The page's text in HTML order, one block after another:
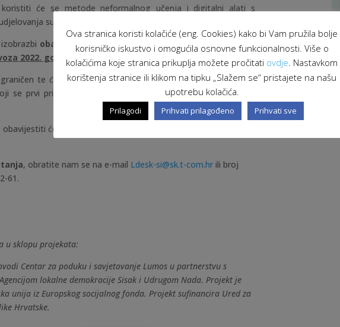
koristiti će se metode neformalnog učenja i digitalni alati s
sudionika.
obavezna je prijava putem internetske poveznice
2022. godine do 13:00 sati.
te će prilikom odabira voditi računa o vremenu prijave
se prvi prijave), heterogenosti organizacija te motivaciji za
obavijestiti ćemo 26. kolovoza 2022. putem e-maila navedenog
, obratite nam se na e-mail Ldesk-si@sk.t-com.hr ili broj
61.
u sklopu projekata:
Centar za poduku i savjetovanje Lumos u partnerstvu s
lokalne demokracije Sisak i Udrugom Nada. Projekt je
unija iz Europskog socijalnog fonda. Projekt sufinancira Ured za
Hrvatske.
Ova stranica koristi kolačiće (eng. Cookies) kako bi Vam pružila bolje
korisničko iskustvo i omogućila osnovne funkcionalnosti. Više o
kolačićima koje stranica prikuplja možete pročitati ovdje. Nastavkom
korištenja stranice ili klikom na tipku „Slažem se“ pristajete na našu
upotrebu kolačića.
Prilagodi Prihvati prilagođeno Prihvati sve